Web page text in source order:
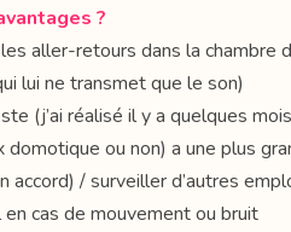
?
aller-retours dans la chambre
lui ne transmet que le son)
(j’ai réalisé il y a quelques
ou non) a une plus
accord) / surveiller d’autres
cas de mouvement ou bruit